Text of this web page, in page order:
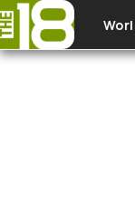
Skip to main content